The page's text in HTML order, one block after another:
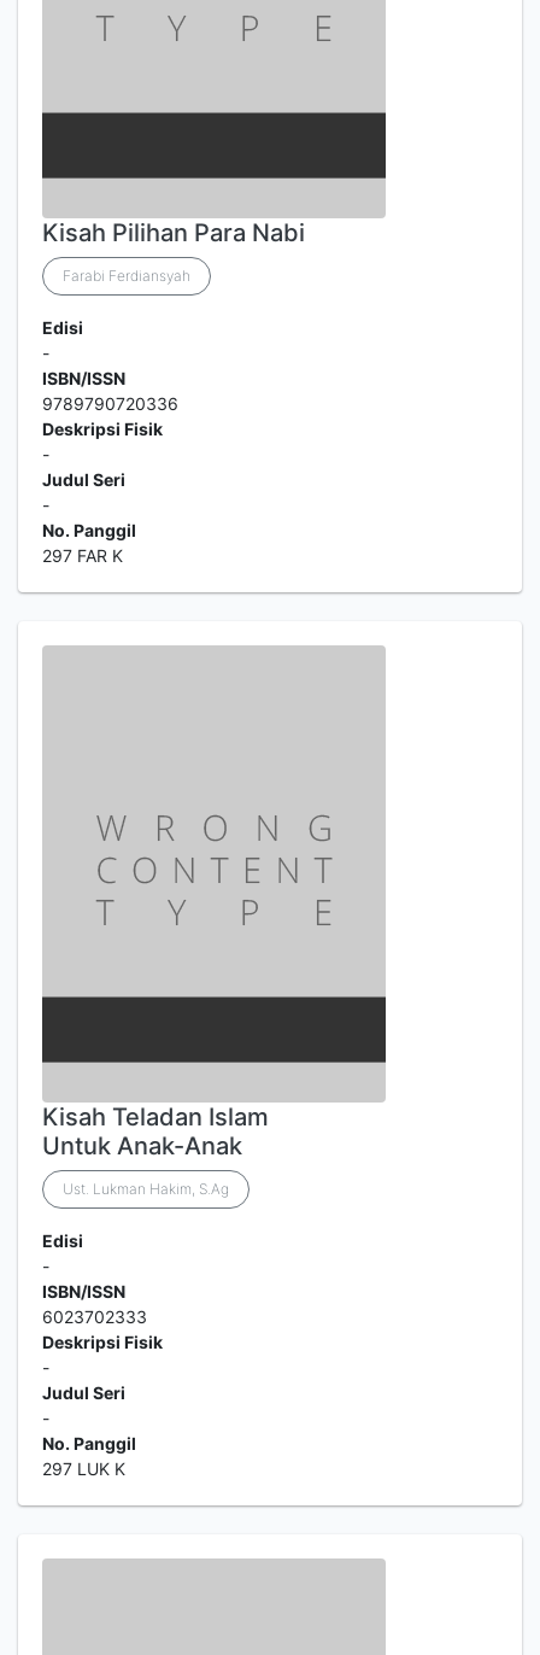
Kisah Pilihan Para Nabi
Farabi Ferdiansyah
Edisi
-
ISBN/ISSN
9789790720336
Deskripsi Fisik
-
Judul Seri
-
No. Panggil
297 FAR K
Kisah Teladan Islam
Untuk Anak-Anak
Ust. Lukman Hakim, S.Ag
Edisi
-
ISBN/ISSN
6023702333
Deskripsi Fisik
-
Judul Seri
-
No. Panggil
297 LUK K